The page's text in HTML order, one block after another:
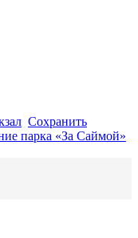
Сохранить
парка «За Саймой»